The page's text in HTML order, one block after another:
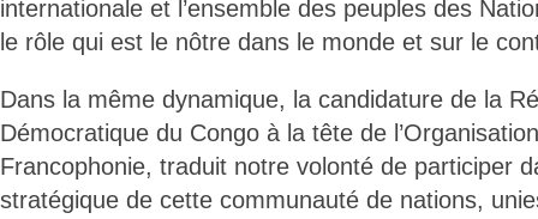
internationale et l’ensemble des peuples des
le rôle qui est le nôtre dans le monde et sur le
Dans la même dynamique, la candidature de la
Démocratique du Congo à la tête de
Francophonie, traduit notre volonté de participer
stratégique de cette communauté de nations,